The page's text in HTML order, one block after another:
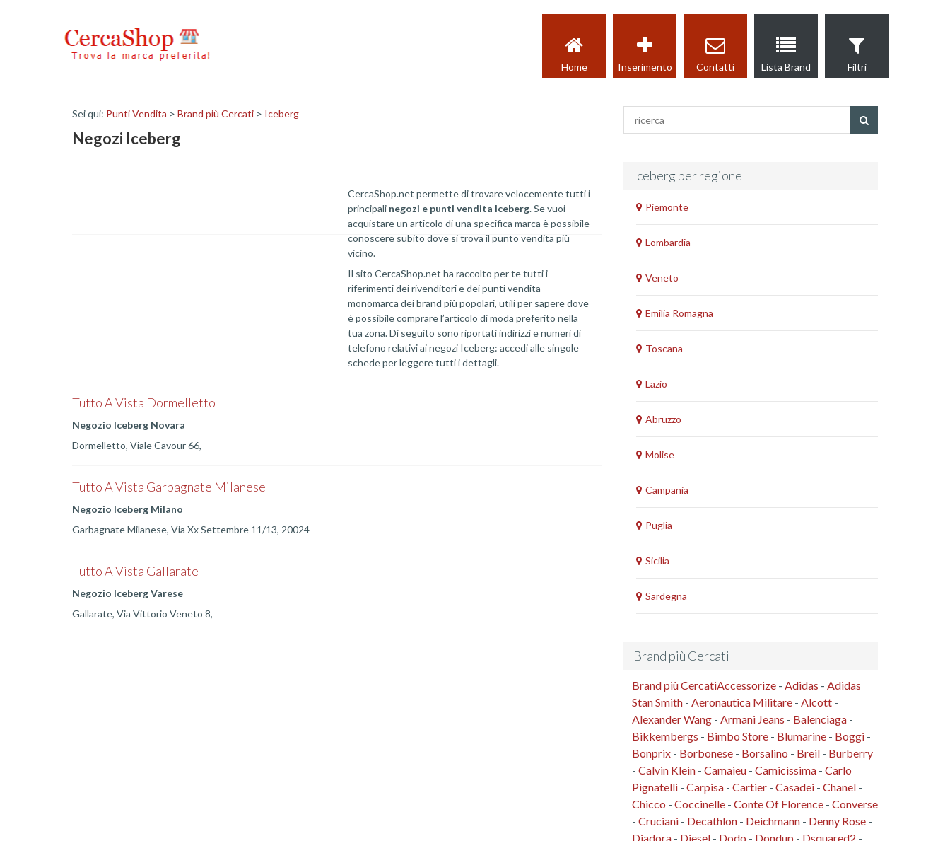
Home Inserimento Contatti Lista Brand Filtri
Sei qui: Punti Vendita > Brand più Cercati > Iceberg
Negozi Iceberg
CercaShop.net permette di trovare velocemente tutti i
principali negozi e punti vendita Iceberg. Se vuoi
acquistare un articolo di una specifica marca è possibile
conoscere subito dove si trova il punto vendita più
vicino.
Il sito CercaShop.net ha raccolto per te tutti i
riferimenti dei rivenditori e dei punti vendita
monomarca dei brand più popolari, utili per sapere dove
è possibile comprare l’articolo di moda preferito nella
tua zona. Di seguito sono riportati indirizzi e numeri di
telefono relativi ai negozi Iceberg: accedi alle singole
schede per leggere tutti i dettagli.
Tutto A Vista Dormelletto
Negozio Iceberg Novara
Dormelletto, Viale Cavour 66,
Tutto A Vista Garbagnate Milanese
Negozio Iceberg Milano
Garbagnate Milanese, Via Xx Settembre 11/13, 20024
Tutto A Vista Gallarate
Negozio Iceberg Varese
Gallarate, Via Vittorio Veneto 8,
Iceberg per regione
Piemonte
Lombardia
Veneto
Emilia Romagna
Toscana
Lazio
Abruzzo
Molise
Campania
Puglia
Sicilia
Sardegna
Brand più Cercati
Brand più CercatiAccessorize - Adidas - Adidas
Stan Smith - Aeronautica Militare - Alcott -
Alexander Wang - Armani Jeans - Balenciaga -
Bikkembergs - Bimbo Store - Blumarine - Boggi -
Bonprix - Borbonese - Borsalino - Breil - Burberry
- Calvin Klein - Camaieu - Camicissima - Carlo
Pignatelli - Carpisa - Cartier - Casadei - Chanel -
Chicco - Coccinelle - Conte Of Florence - Converse
- Cruciani - Decathlon - Deichmann - Denny Rose -
Diadora - Diesel - Dodo - Dondup - Dsquared2 -